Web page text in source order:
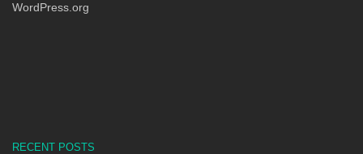
WordPress.org
RECENT POSTS